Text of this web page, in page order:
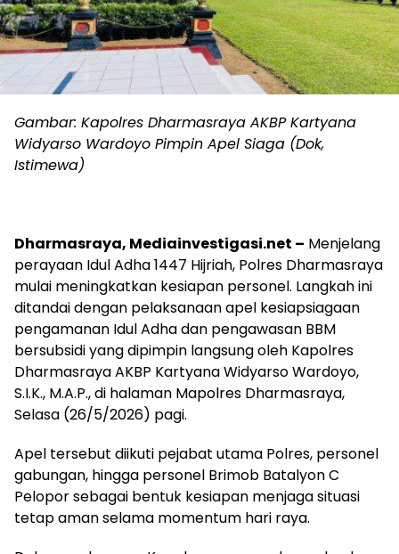
Gambar: Kapolres Dharmasraya AKBP Kartyana
Widyarso Wardoyo Pimpin Apel Siaga (Dok,
Istimewa)
Dharmasraya, Mediainvestigasi.net – Menjelang
perayaan Idul Adha 1447 Hijriah, Polres Dharmasraya
mulai meningkatkan kesiapan personel. Langkah ini
ditandai dengan pelaksanaan apel kesiapsiagaan
pengamanan Idul Adha dan pengawasan BBM
bersubsidi yang dipimpin langsung oleh Kapolres
Dharmasraya AKBP Kartyana Widyarso Wardoyo,
S.I.K., M.A.P., di halaman Mapolres Dharmasraya,
Selasa (26/5/2026) pagi.
Apel tersebut diikuti pejabat utama Polres, personel
gabungan, hingga personel Brimob Batalyon C
Pelopor sebagai bentuk kesiapan menjaga situasi
tetap aman selama momentum hari raya.